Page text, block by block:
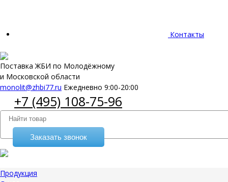
Контакты
Поставка ЖБИ по Молодёжному
и Московской области
monolit@zhbi77.ru Ежедневно 9:00-20:00
+7 (495) 108-75-96
Заказать звонок
Продукция